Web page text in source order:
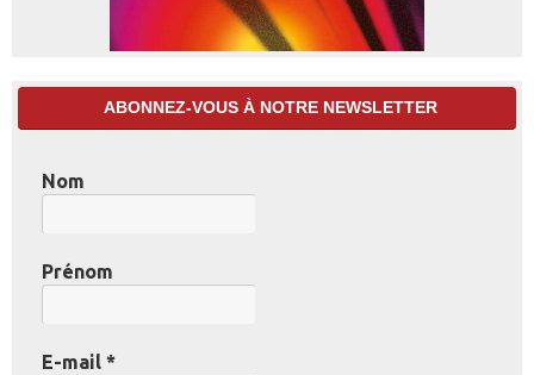
ABONNEZ-VOUS À NOTRE NEWSLETTER
Nom
Prénom
E-mail *